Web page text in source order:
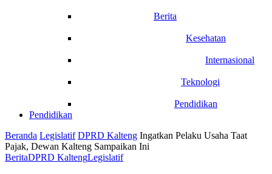
Berita
Kesehatan
Internasional
Teknologi
Pendidikan
Pendidikan
Beranda Legislatif DPRD Kalteng Ingatkan Pelaku Usaha Taat
Pajak, Dewan Kalteng Sampaikan Ini
BeritaDPRD KaltengLegislatif